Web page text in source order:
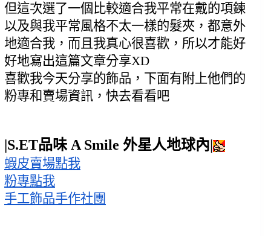
但這次選了一個比較適合我平常在戴的項鍊
以及與我平常風格不太一樣的髮夾，都意外
地適合我，而且我真心很喜歡，所以才能好
好地寫出這篇文章分享XD
喜歡我今天分享的飾品，下面有附上他們的
粉專和賣場資訊，快去看看吧
|S.ET品味 A Smile 外星人地球內|
蝦皮賣場點我
粉專點我
手工飾品手作社團